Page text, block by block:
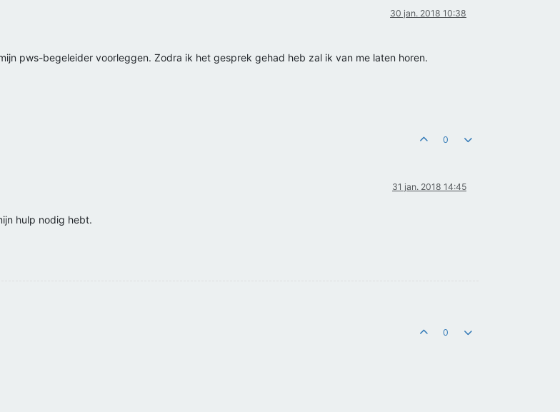
30 jan. 2018 10:38
pws-begeleider voorleggen. Zodra ik het gesprek gehad heb zal ik van me laten horen.
0
31 jan. 2018 14:45
hulp nodig hebt.
0